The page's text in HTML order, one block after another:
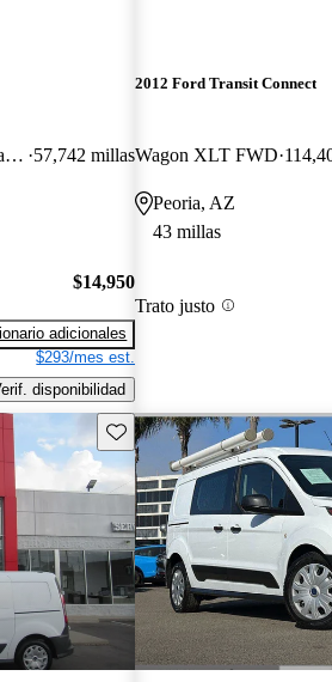
Cargo XL LWB FWD with Rear Cargo Doors 57,742 millas
$14,950
adicionales
$293/mes est.
disponibilidad
2012 Ford Transit Connect
Wagon XLT FWD
Peoria, AZ
43 millas
Trato justo
Guarda este Aviso